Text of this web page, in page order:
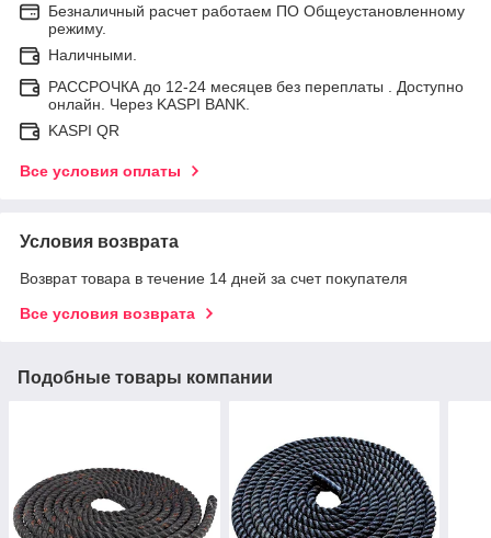
Безналичный расчет работаем ПО Общеустановленному
режиму.
Наличными.
РАССРОЧКА до 12-24 месяцев без переплаты . Доступно
онлайн. Через KASPI BANK.
KASPI QR
Все условия оплаты
Условия возврата
Возврат товара в течение 14 дней за счет покупателя
Все условия возврата
Подобные товары компании